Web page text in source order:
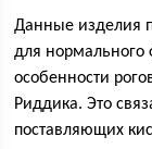
Данные изделия
для нормального
особенности
Риддика. Это
поставляющих